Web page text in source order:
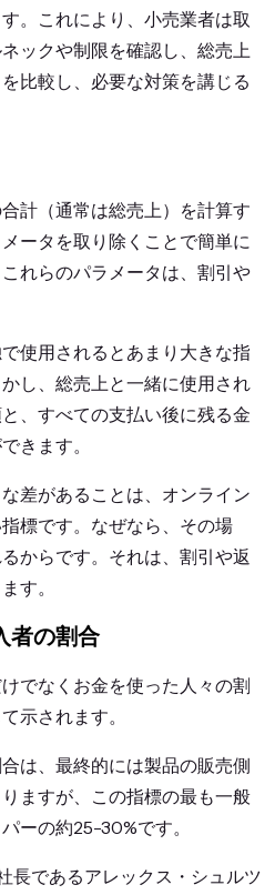
。これにより、小売業者は取
ックや制限を確認し、総売上
比較し、必要な対策を講じる
計（通常は総売上）を計算す
ータを取り除くことで簡単に
れらのパラメータは、割引や
使用されるとあまり大きな指
し、総売上と一緒に使用され
、すべての支払い後に残る金
きます。
差があることは、オンライン
標です。なぜなら、その場
からです。それは、割引や返
す。
者の割合
でなくお金を使った人々の割
示されます。
は、最終的には製品の販売側
ますが、この指標の最も一般
ーの約25-30%です。
長であるアレックス・シュルツ